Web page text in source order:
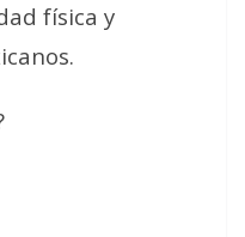
física y